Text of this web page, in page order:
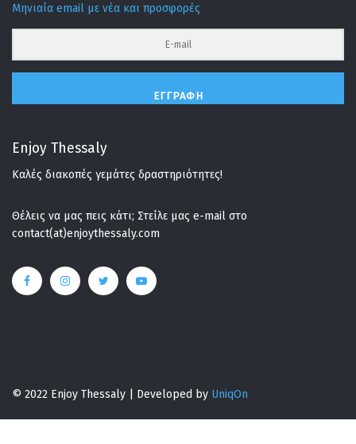
Μηνιαία email με νέα και προσφορές
ΕΓΓΡΑΦΉ
Enjoy Thessaly
Καλές διακοπές γεμάτες δραστηριότητες!
Θέλεις να μας πεις κάτι; Στείλε μας e-mail στο
contact(at)enjoythessaly.com
© 2022 Enjoy Thessaly | Developed by UniqOn